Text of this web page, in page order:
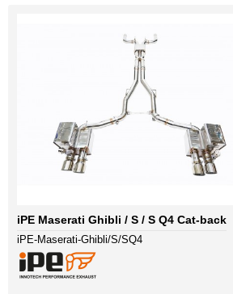
iPE Maserati Ghibli / S / S Q4 Cat-back
iPE-Maserati-Ghibli/S/SQ4